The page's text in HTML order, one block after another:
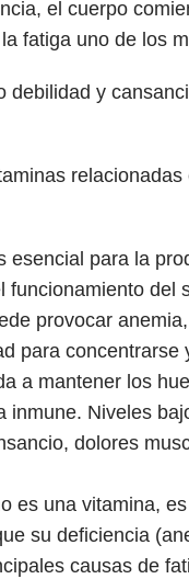
el cuerpo
fatiga uno de los
relacionadas
esencial para la
funcionamiento del
provocar
para concentrarse
a mantener los
inmune. Niveles
dolores
es una vitamina, es
su deficiencia
causas de